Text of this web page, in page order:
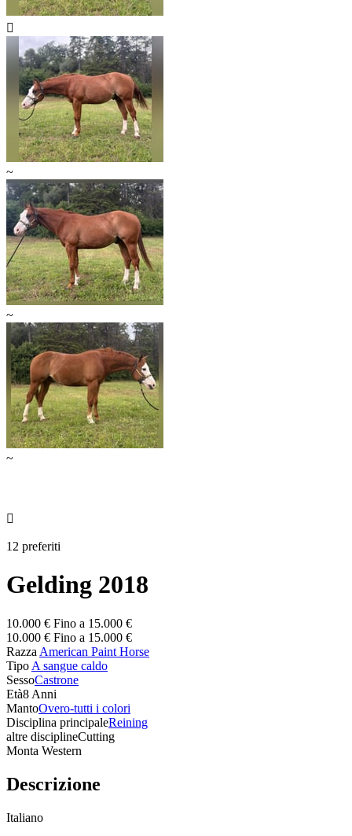

~
~
~

12 preferiti
Gelding 2018
10.000 € Fino a 15.000 €
10.000 € Fino a 15.000 €
Razza American Paint Horse
Tipo A sangue caldo
SessoCastrone
Età8 Anni
MantoOvero-tutti i colori
Disciplina principaleReining
altre disciplineCutting
Monta Western
Descrizione
Italiano